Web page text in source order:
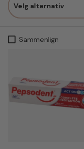
Velg alternativ
Sammenlign